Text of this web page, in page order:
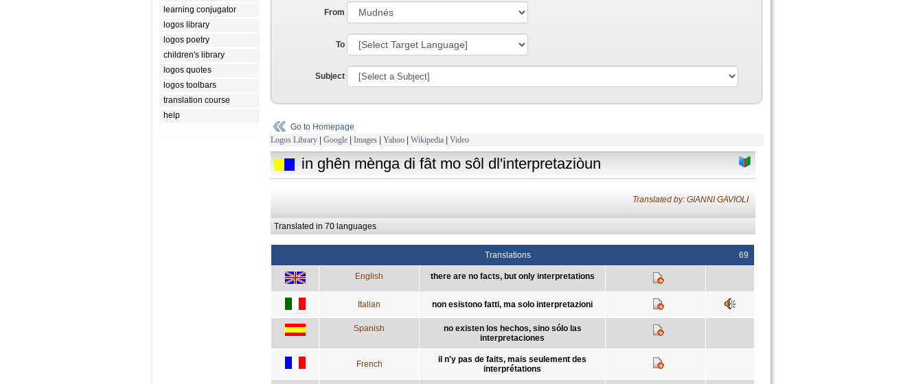
learning conjugator
logos library
logos poetry
children's library
logos quotes
logos toolbars
translation course
help
From
To
Subject
Go to Homepage
Logos Library | Google | Images | Yahoo | Wikipedia | Video
in ghên mènga di fât mo sôl dl'interpretaziòun
Translated by: GIANNI GAVIOLI
Translated in 70 languages
Translations 69
English there are no facts, but only interpretations
Italian non esistono fatti, ma solo interpretazioni
Spanish
no existen los hechos, sino sólo las
interpretaciones
French
il n'y pas de faits, mais seulement des
interprétations